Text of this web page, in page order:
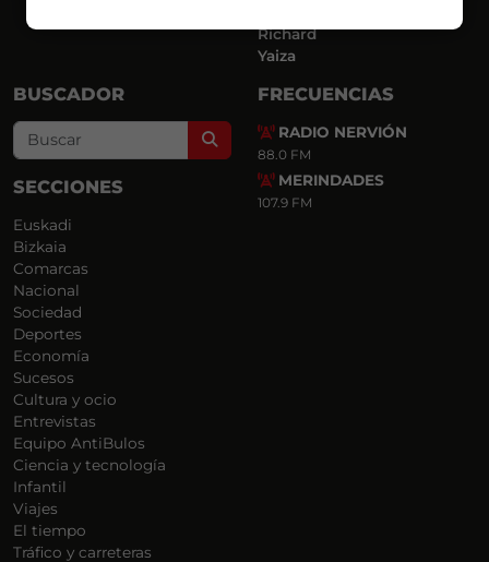
Richard
Yaiza
BUSCADOR
Search
SECCIONES
Euskadi
Bizkaia
Comarcas
Nacional
Sociedad
Deportes
Economía
Sucesos
Cultura y ocio
Entrevistas
Equipo AntiBulos
Ciencia y tecnología
Infantil
Viajes
El tiempo
Tráfico y carreteras
FRECUENCIAS
RADIO NERVIÓN
88.0 FM
MERINDADES
107.9 FM